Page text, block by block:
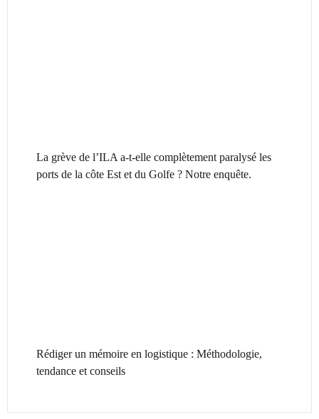
La grève de l’ILA a-t-elle complètement paralysé les
ports de la côte Est et du Golfe ? Notre enquête.
Rédiger un mémoire en logistique : Méthodologie,
tendance et conseils